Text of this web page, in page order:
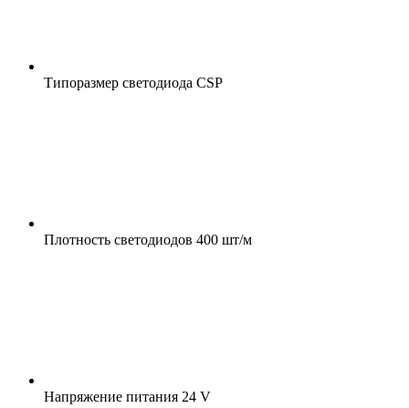
Типоразмер светодиода CSP
Плотность светодиодов 400 шт/м
Напряжение питания 24 V